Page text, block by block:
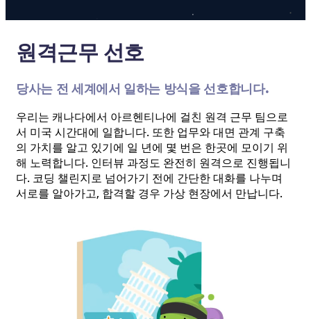
원격근무 선호
당사는 전 세계에서 일하는 방식을 선호합니다.
우리는 캐나다에서 아르헨티나에 걸친 원격 근무 팀으로
서 미국 시간대에 일합니다. 또한 업무와 대면 관계 구축
의 가치를 알고 있기에 일 년에 몇 번은 한곳에 모이기 위
해 노력합니다. 인터뷰 과정도 완전히 원격으로 진행됩니
다. 코딩 챌린지로 넘어가기 전에 간단한 대화를 나누며
서로를 알아가고, 합격할 경우 가상 현장에서 만납니다.